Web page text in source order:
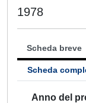
1978
Scheda breve
Scheda
Anno del